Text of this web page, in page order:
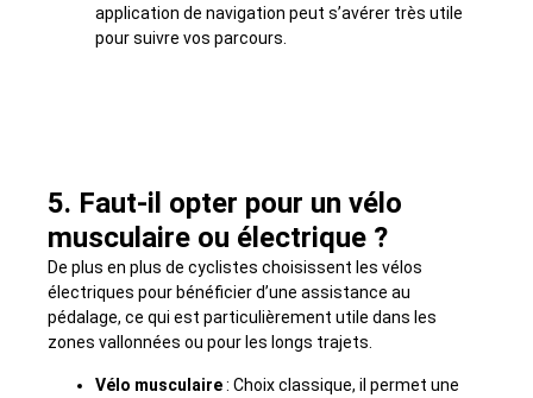
application de navigation peut s’avérer très utile
pour suivre vos parcours.
5. Faut-il opter pour un vélo
musculaire ou électrique ?
De plus en plus de cyclistes choisissent les vélos
électriques pour bénéficier d’une assistance au
pédalage, ce qui est particulièrement utile dans les
zones vallonnées ou pour les longs trajets.
Vélo musculaire: Choix classique, il permet une